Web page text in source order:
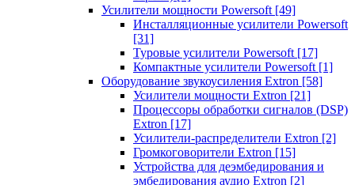
Усилители мощности Powersoft [49]
Инсталляционные усилители Powersoft
[31]
Туровые усилители Powersoft [17]
Компактные усилители Powersoft [1]
Оборудование звукоусиления Extron [58]
Усилители мощности Extron [21]
Процессоры обработки сигналов (DSP)
Extron [17]
Усилители-распределители Extron [2]
Громкоговорители Extron [15]
Устройства для деэмбедирования и
эмбедирования аудио Extron [2]